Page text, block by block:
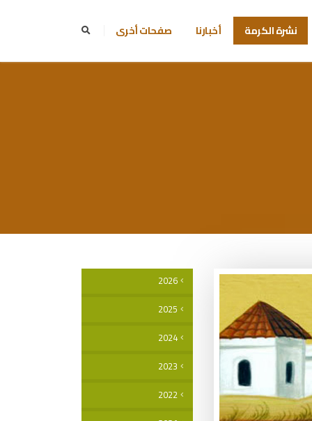
نشرة الكرمة أخبارنا صفحات أخرى
2026
2025
2024
2023
2022